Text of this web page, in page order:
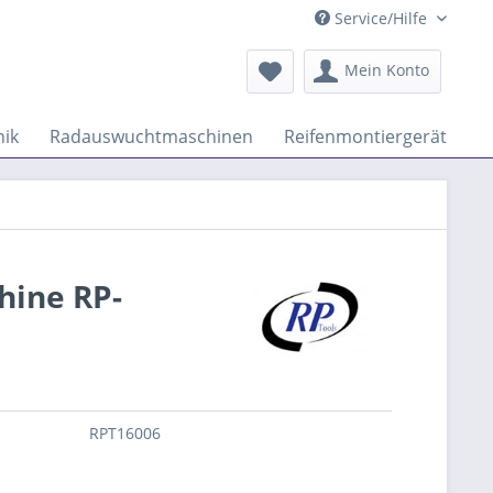
Service/Hilfe
Mein Konto
Radauswuchtmaschinen Reifenmontiergeräte
RP-
RPT16006